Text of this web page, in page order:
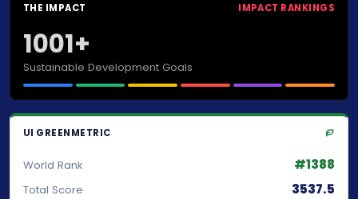
THE IMPACT IMPACT RANKINGS
1001+
Sustainable Development Goals
UI GREENMETRIC
World Rank #1388
Total Score 3537.5